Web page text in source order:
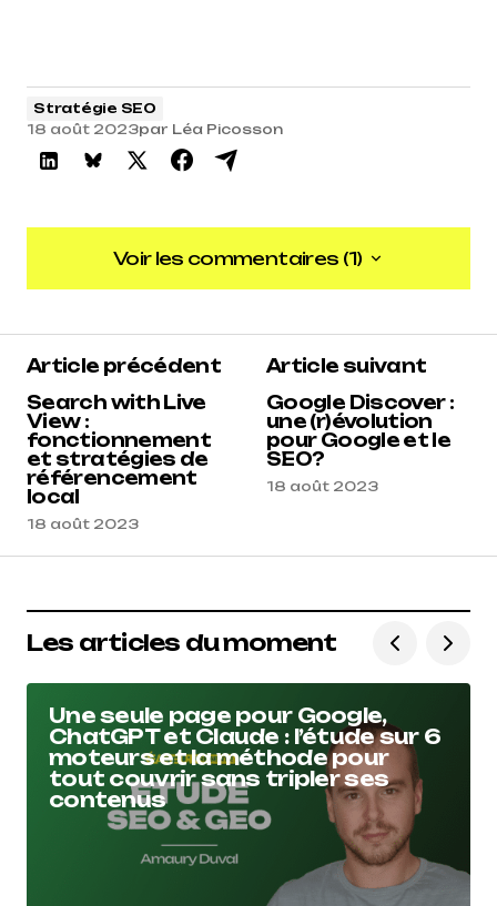
Stratégie SEO
18 août 2023par Léa Picosson
Voir les commentaires (1)
Voir les commentaires (1)
5
Anonyme
18 août 2023 à 14 h 41 min
Répondre
Article précédent
Search with Live
View :
fonctionnement
et stratégies de
référencement
local
18 août 2023
Article suivant
Google Discover :
une (r)évolution
pour Google et le
SEO?
18 août 2023
Les articles du moment
Une seule page pour Google,
ChatGPT et Claude : l’étude sur 6
moteurs et la méthode pour
tout couvrir sans tripler ses
contenus